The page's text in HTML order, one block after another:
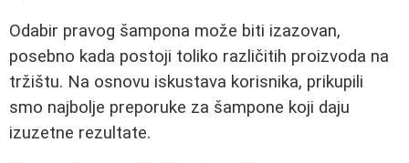
Odabir pravog šampona može biti izazovan,
posebno kada postoji toliko različitih proizvoda na
tržištu. Na osnovu iskustava korisnika, prikupili
smo najbolje preporuke za šampone koji daju
izuzetne rezultate.